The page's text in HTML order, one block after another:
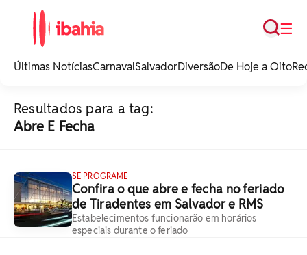
noticias e
☰
Busca
Últimas NotíciasCarnavalSalvadorDiversãoDe Hoje a Oito
Resultados para a tag:
Abre E Fecha
SE PROGRAME
Confira o que abre e fecha no feriado
de Tiradentes em Salvador e RMS
Estabelecimentos funcionarão em horários
especiais durante o feriado